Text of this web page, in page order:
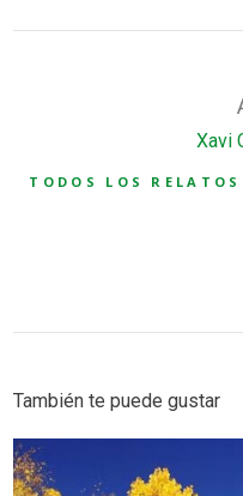
Xavi
TODOS LOS
También te puede gustar